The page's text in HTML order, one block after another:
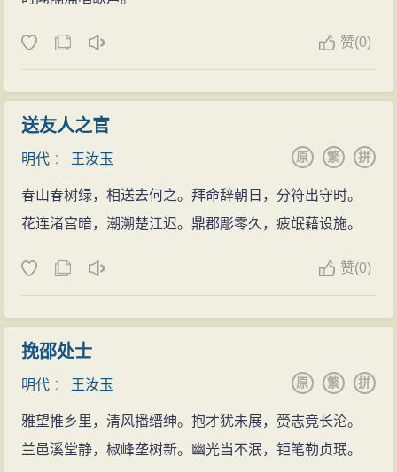
赞(0)
送友人之官
明代 ： 王汝玉 拼
繁
原
春山春树绿，相送去何之。拜命辞朝日，分符出守时。
花连渚宫暗，潮溯楚江迟。鼎郡彫零久，疲氓藉设施。
赞(0)
挽邵处士
明代 ： 王汝玉 拼
繁
原
雅望推乡里，清风播缙绅。抱才犹未展，赍志竟长沦。
兰邑溪堂静，椒峰垄树新。幽光当不泯，钜笔勒贞珉。